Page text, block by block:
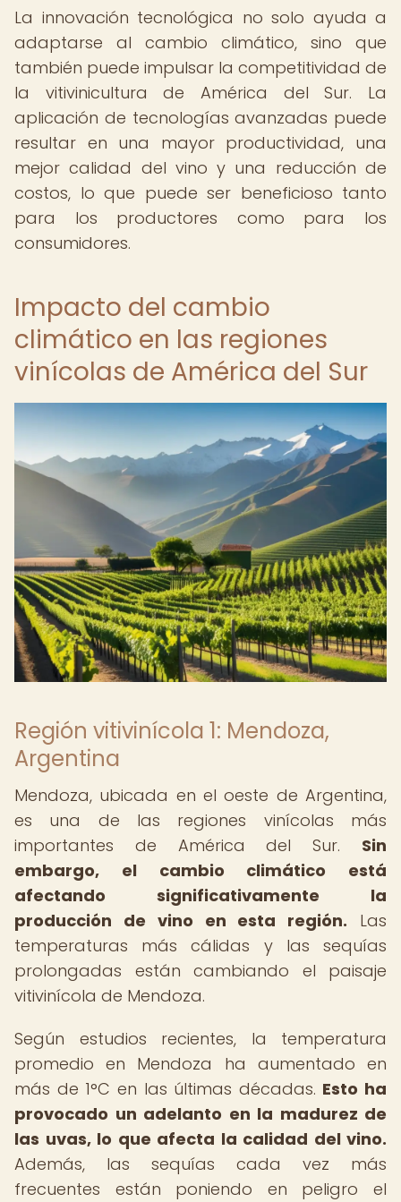
La innovación tecnológica no solo ayuda a
adaptarse al cambio climático, sino que
también puede impulsar la competitividad de
la vitivinicultura de América del Sur. La
aplicación de tecnologías avanzadas puede
resultar en una mayor productividad, una
mejor calidad del vino y una reducción de
costos, lo que puede ser beneficioso tanto
para los productores como para los
consumidores.
Impacto del cambio
climático en las regiones
vinícolas de América del Sur
Región vitivinícola 1: Mendoza,
Argentina
Mendoza, ubicada en el oeste de Argentina,
es una de las regiones vinícolas más
importantes de América del Sur. Sin
embargo, el cambio climático está
afectando significativamente la
producción de vino en esta región. Las
temperaturas más cálidas y las sequías
prolongadas están cambiando el paisaje
vitivinícola de Mendoza.
Según estudios recientes, la temperatura
promedio en Mendoza ha aumentado en
más de 1°C en las últimas décadas. Esto ha
provocado un adelanto en la madurez de
las uvas, lo que afecta la calidad del vino.
Además, las sequías cada vez más
frecuentes están poniendo en peligro el